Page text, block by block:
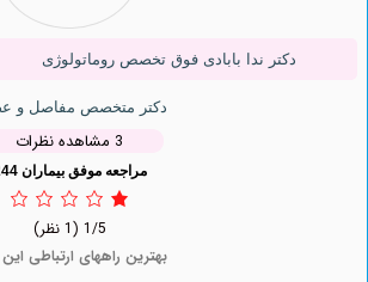
دکتر ندا بابادی فوق تخصص روماتولوژی
دکتر متخصص مفاصل و عضلات
مراجعه موفق بیماران 244
بهترین راههای ارتباطی این دکتر